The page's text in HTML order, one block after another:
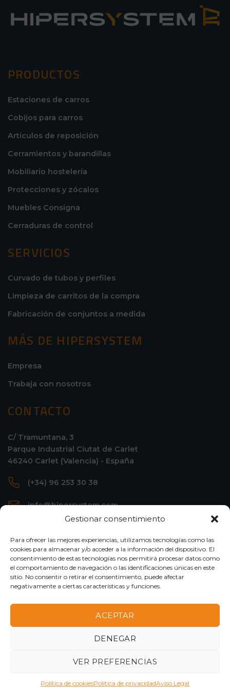
Gestionar consentimiento
Para ofrecer las mejores experiencias, utilizamos tecnologías como las
cookies para almacenar y/o acceder a la información del dispositivo. El
consentimiento de estas tecnologías nos permitirá procesar datos como
el comportamiento de navegación o las identificaciones únicas en este
sitio. No consentir o retirar el consentimiento, puede afectar
negativamente a ciertas características y funciones.
ACEPTAR
DENEGAR
VER PREFERENCIAS
Política de cookiesPolítica de privacidadAviso Legal
PRODUCTOS
Estaciones de carros
Cobijos para carros
Artículos de reposición
Cerramientos y barandillas
Mobiliario hostelería
Protecciones y zócalos
Muebles Consigna
Cerraduras de control
SERVICIOS
Curvado de tubos y perfiles
Limpieza de carritos de la compra
Fabricación de conjuntos a medida
MÁS DE HIPERSYSTEM
Empresa
Trabaja con nosotros
CONTACTO
C/ Tramuntana, 3
Parque Industrial Ciutat de Carlet
46240 Carlet (Valencia) - España
(+34) 96 253 30 38
info@hipersystem.com